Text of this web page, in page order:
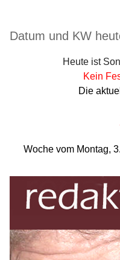
Seitenleiste
Datum und KW
Heute ist
Kein
Die
Woche vom Montag,